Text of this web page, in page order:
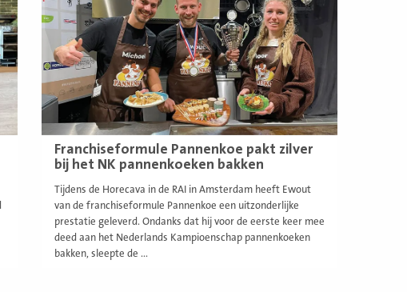
Franchiseformule Pannenkoe pakt zilver
bij het NK pannenkoeken bakken
Tijdens de Horecava in de RAI in Amsterdam heeft Ewout
van de franchiseformule Pannenkoe een uitzonderlijke
prestatie geleverd. Ondanks dat hij voor de eerste keer mee
deed aan het Nederlands Kampioenschap pannenkoeken
bakken, sleepte de ...